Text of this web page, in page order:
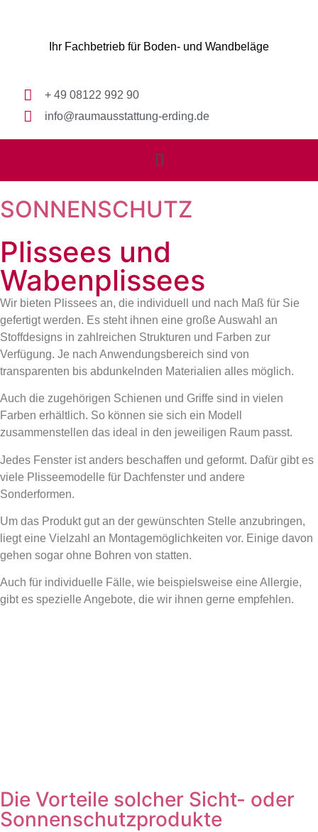
Ihr Fachbetrieb für Boden- und Wandbeläge
+ 49 08122 992 90
info@raumausstattung-erding.de
SONNENSCHUTZ
Plissees und
Wabenplissees
Wir bieten Plissees an, die individuell und nach Maß für Sie
gefertigt werden. Es steht ihnen eine große Auswahl an
Stoffdesigns in zahlreichen Strukturen und Farben zur
Verfügung. Je nach Anwendungsbereich sind von
transparenten bis abdunkelnden Materialien alles möglich.
Auch die zugehörigen Schienen und Griffe sind in vielen
Farben erhältlich. So können sie sich ein Modell
zusammenstellen das ideal in den jeweiligen Raum passt.
Jedes Fenster ist anders beschaffen und geformt. Dafür gibt es
viele Plisseemodelle für Dachfenster und andere
Sonderformen.
Um das Produkt gut an der gewünschten Stelle anzubringen,
liegt eine Vielzahl an Montagemöglichkeiten vor. Einige davon
gehen sogar ohne Bohren von statten.
Auch für individuelle Fälle, wie beispielsweise eine Allergie,
gibt es spezielle Angebote, die wir ihnen gerne empfehlen.
Die Vorteile solcher Sicht- oder
Sonnenschutzprodukte